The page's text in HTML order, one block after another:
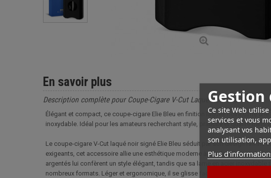
Gestion
Ce site Web
services et vous
analysant vos
son utilisation,
Plus
En savoir plus
Description complète pour Coupe-Cigare V-Cut Laqué Noir Elie Bleu
Élégant et compact, ce coupe-cigare Elie Bleu en finition laquée noire offre
inoxydable. Idéal pour les amateurs recherchant style, praticité et qualité dans
Le coupe-cigare V-Cut laqué noir signé Elie Bleu séduit par son design raffiné
exigeants, cet accessoire allie une esthétique moderne à une fabrication de
argentés lui confèrent un style élégant, tandis que sa lame en acier inoxydable
nombreux formats. Léger et ergonomique, il se glisse facilement dans une